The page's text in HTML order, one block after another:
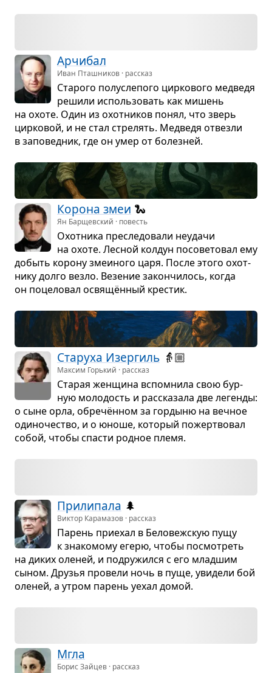
Арчи­бал
Иван Пташников · рассказ
Ста­рого полу­сле­пого цир­ко­вого мед­ведя
решили исполь­зо­вать как мишень
на охоте. Один из охот­ни­ков понял, что зверь
цир­ко­вой, и не стал стре­лять. Мед­ведя отвезли
в запо­вед­ник, где он умер от болез­ней.
Корона змеи 🐍
Ян Барщевский · повесть
Охот­ника пре­сле­до­вали неудачи
на охоте. Лес­ной кол­дун посо­ве­то­вал ему
добыть корону зме­и­ного царя. После этого охот­
нику долго везло. Везе­ние закон­чи­лось, когда
он поце­ло­вал освящён­ный кре­стик.
Ста­руха Изер­гиль 👵🏼
Максим Горький · рассказ
Ста­рая жен­щина вспо­мнила свою бур­
ную моло­дость и рас­ска­зала две легенды:
о сыне орла, обречён­ном за гор­дыню на веч­ное
оди­но­че­ство, и о юноше, кото­рый пожерт­во­вал
собой, чтобы спа­сти род­ное племя.
При­ли­пала 🌲
Виктор Карамазов · рассказ
Парень при­е­хал в Бело­веж­скую пущу
к зна­ко­мому егерю, чтобы посмот­реть
на диких оле­ней, и подру­жился с его млад­шим
сыном. Дру­зья про­вели ночь в пуще, уви­дели бой
оле­ней, а утром парень уехал домой.
Мгла
Борис Зайцев · рассказ